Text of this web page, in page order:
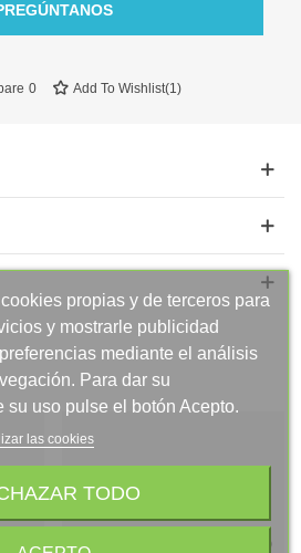
0 Add To Wishlist(1)
propias y de terceros para
y mostrarle publicidad
mediante el análisis
Para dar su
su uso pulse el botón Acepto.
las cookies
TODO